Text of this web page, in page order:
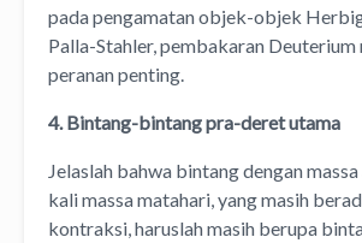
pada pengamatan objek-objek
Palla-Stahler, pembakaran Deuterium
peranan penting.
4. Bintang-bintang pra-deret utama
Jelaslah bahwa bintang dengan
kali massa matahari, yang masih
kontraksi, haruslah masih berupa